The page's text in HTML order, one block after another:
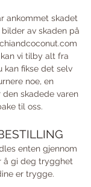
ankommet skadet
av skaden på
vi tilby alt fra
kan fikse det selv
noe, en
skadede varen
til oss.
enten gjennom
å gi deg trygghet
er trygge.